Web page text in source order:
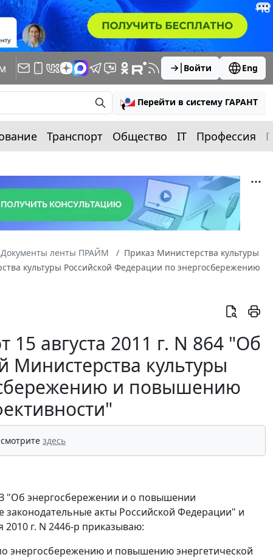
Войти Eng
Перейти в систему ГАРАНТ
Транспорт Общество IT Профессия
Документы ленты ПРАЙМ
Приказ Министерства культуры
культуры Российской Федерации по энергосбережению
августа 2011 г. N 864 "Об
культуры
и повышению
здесь
"Об энергосбережении и о повышении
акты Российской Федерации" и
г. N 2446-р приказываю:
энергосбережению и повышению энергетической